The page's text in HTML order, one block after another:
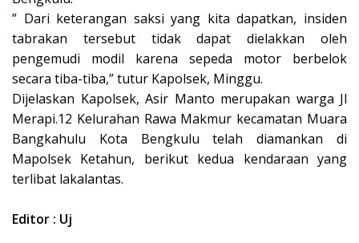
” Dari keterangan saksi yang kita dapatkan, insiden
tabrakan tersebut tidak dapat dielakkan oleh
pengemudi modil karena sepeda motor berbelok
secara tiba-tiba,” tutur Kapolsek, Minggu.
Dijelaskan Kapolsek, Asir Manto merupakan warga Jl
Merapi.12 Kelurahan Rawa Makmur kecamatan Muara
Bangkahulu Kota Bengkulu telah diamankan di
Mapolsek Ketahun, berikut kedua kendaraan yang
terlibat lakalantas.
Editor : Uj